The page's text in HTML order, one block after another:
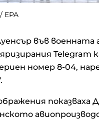
EPA
във
Telegram
номер 8-04,
показваха